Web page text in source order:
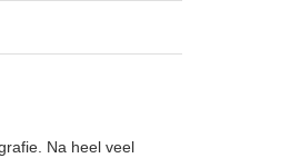
Na heel veel